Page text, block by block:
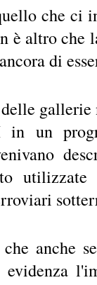
che ci
è altro che
di
gallerie
un
anche